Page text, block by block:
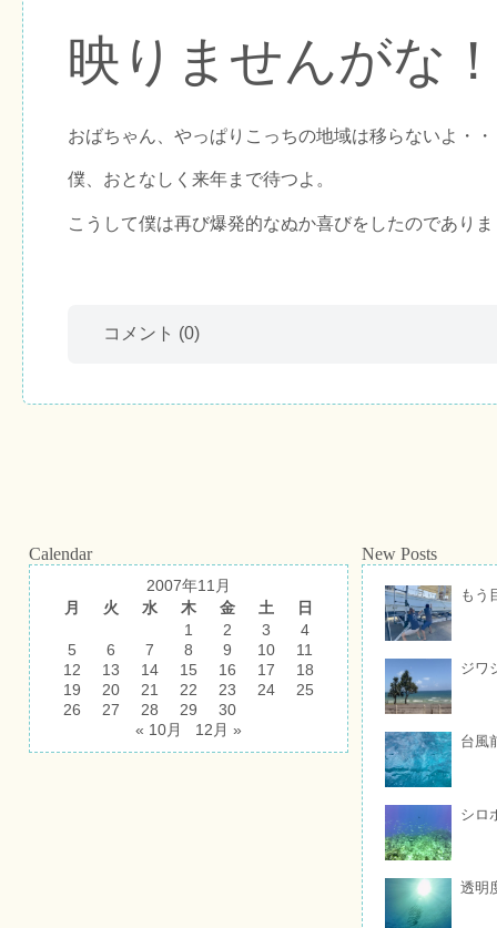
映りませんがな
おばちゃん、やっぱりこっちの地域は移らないよ・・
僕、おとなしく来年まで待つよ。
こうして僕は再び爆発的なぬか喜びをしたのであり
コメント (0)
Calendar
2007年11月
月
火 水 木 金 土
日
1
2 3
4
5
6 7 8 9 10
11
12
13 14 15 16 17
18
19
20 21 22 23 24
25
26
27 28 29
30
« 10月
12月 »
New Posts
もう
ジワ
台風
シロ
透明